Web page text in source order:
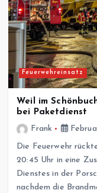
Feuerwehreinsatz
Weil im
bei Paketdienst
Frank
Die Feuerwehr
20:45 Uhr in eine
Dienstes in der
nachdem die